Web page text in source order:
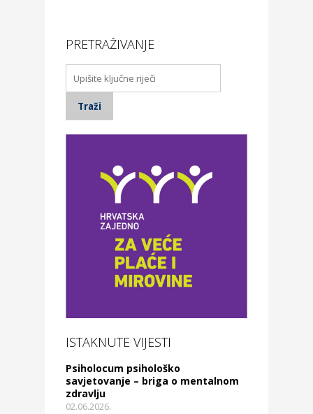
PRETRAŽIVANJE
ISTAKNUTE VIJESTI
Psiholocum psihološko
savjetovanje – briga o mentalnom
zdravlju
02.06.2026.